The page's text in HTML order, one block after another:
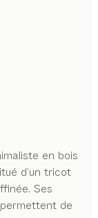
en bois
d’un tricot
Ses
de